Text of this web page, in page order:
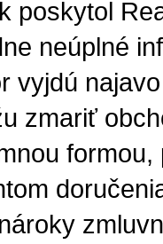
poskytol
neúplné
vyjdú
zmariť